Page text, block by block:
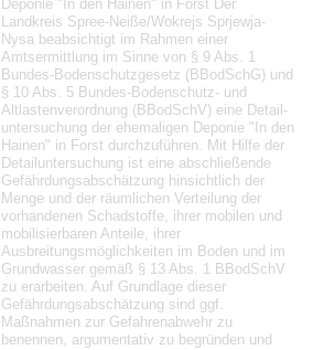
Deponie "In den Hainen" in Forst Der
Landkreis Spree-Neiße/Wokrejs Sprjewja-
Nysa beabsichtigt im Rahmen einer
Amtsermittlung im Sinne von § 9 Abs. 1
Bundes-Bodenschutzgesetz (BBodSchG) und
§ 10 Abs. 5 Bundes-Bodenschutz- und
Altlastenverordnung (BBodSchV) eine Detail-
untersuchung der ehemaligen Deponie "In den
Hainen" in Forst durchzuführen. Mit Hilfe der
Detailuntersuchung ist eine abschließende
Gefährdungsabschätzung hinsichtlich der
Menge und der räumlichen Verteilung der
vorhandenen Schadstoffe, ihrer mobilen und
mobilisierbaren Anteile, ihrer
Ausbreitungsmöglichkeiten im Boden und im
Grundwasser gemäß § 13 Abs. 1 BBodSchV
zu erarbeiten. Auf Grundlage dieser
Gefährdungsabschätzung sind ggf.
Maßnahmen zur Gefahrenabwehr zu
benennen, argumentativ zu begründen und